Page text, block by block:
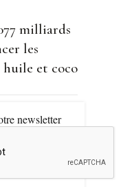
milliards
les
et coco
newsletter